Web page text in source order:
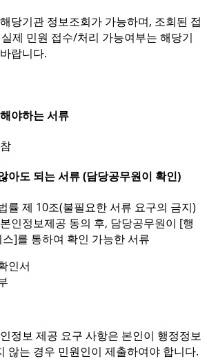
당기관 정보조회가 가능하며, 조회된 접
제 민원 접수/처리 가능여부는 해당기
랍니다.
야하는 서류
아도 되는 서류 (담당공무원이 확인)
률 제 10조(불필요한 서류 요구의 금지)
인정보제공 동의 후, 담당공무원이 [행
]를 통하여 확인 가능한 서류
인서
정보 제공 요구 사항은 본인이 행정정보
않는 경우 민원인이 제출하여야 합니다.